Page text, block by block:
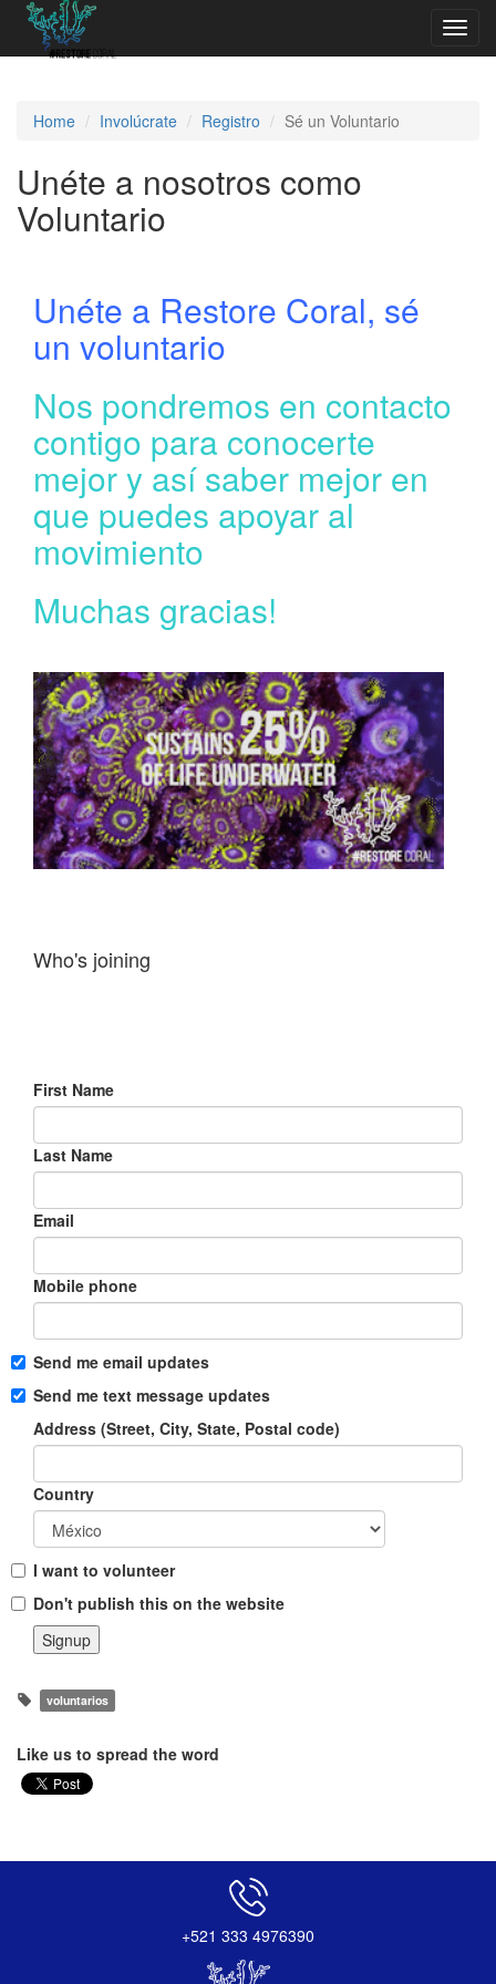
Home Involúcrate Registro Sé un Voluntario
Unéte a nosotros como
Voluntario
Unéte a Restore Coral, sé
un voluntario
Nos pondremos en contacto
contigo para conocerte
mejor y así saber mejor en
que puedes apoyar al
movimiento
Muchas gracias!
Who's joining
First Name
Last Name
Email
Mobile phone
Send me email updates
Send me text message updates
Address (Street, City, State, Postal code)
Country
I want to volunteer
Don't publish this on the website
voluntarios
Like us to spread the word
+521 333 4976390